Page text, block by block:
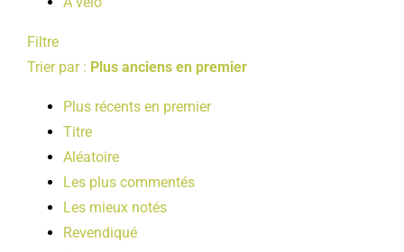
Filtre
Trier par : Plus anciens en premier
Plus récents en premier
Titre
Aléatoire
Les plus commentés
Les mieux notés
Revendiqué